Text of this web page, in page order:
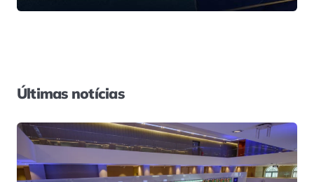
Últimas notícias